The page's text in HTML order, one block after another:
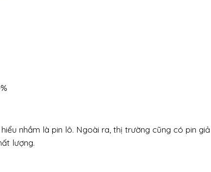
nhầm là pin lô. Ngoài ra, thị trường cũng có pin
lượng.